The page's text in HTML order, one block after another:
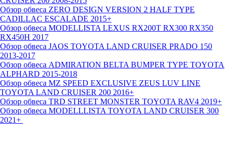
Обзор обвеса ZERO DESIGN VERSION 2 HALF TYPE
CADILLAC ESCALADE 2015+
Обзор обвеса MODELLISTA LEXUS RX200T RX300 RX350
RX450H 2017
Обзор обвеса JAOS TOYOTA LAND CRUISER PRADO 150
2013-2017
Обзор обвеса ADMIRATION BELTA BUMPER TYPE TOYOTA
ALPHARD 2015-2018
Обзор обвеса MZ SPEED EXCLUSIVE ZEUS LUV LINE
TOYOTA LAND CRUISER 200 2016+
Обзор обвеса TRD STREET MONSTER TOYOTA RAV4 2019+
Обзор обвеса MODELLLISTA TOYOTA LAND CRUISER 300
2021+